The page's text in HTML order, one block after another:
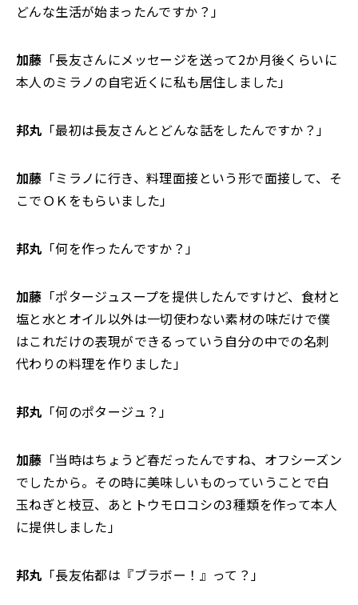
どんな生活が始まったんですか？」
加藤 「長友さんにメッセージを送って2か月後くらいに
本人のミラノの自宅近くに私も居住しました」
邦丸 「最初は長友さんとどんな話をしたんですか？」
加藤 「ミラノに行き、料理面接という形で面接して、そ
こでＯＫをもらいました」
邦丸 「何を作ったんですか？」
加藤 「ポタージュスープを提供したんですけど、食材と
塩と水とオイル以外は一切使わない素材の味だけで僕
はこれだけの表現ができるっていう自分の中での名刺
代わりの料理を作りました」
邦丸 「何のポタージュ？」
加藤 「当時はちょうど春だったんですね、オフシーズン
でしたから。その時に美味しいものっていうことで白
玉ねぎと枝豆、あとトウモロコシの3種類を作って本人
に提供しました」
邦丸 「長友佑都は『ブラボー！』って？」